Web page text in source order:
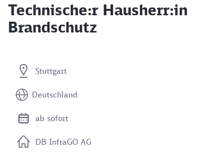
Technische:r Hausherr:in
Brandschutz
Stuttgart
Deutschland
ab sofort
DB InfraGO AG